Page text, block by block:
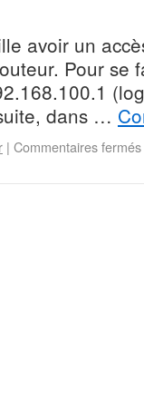
avoir un
Pour se
dans …
| Commentaires fermés